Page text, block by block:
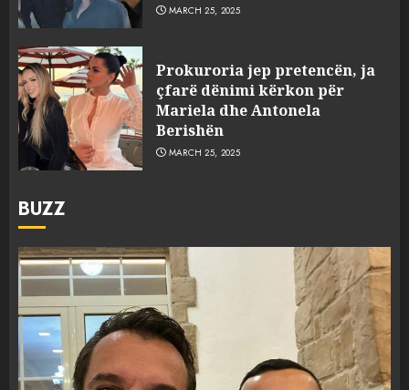
MARCH 25, 2025
Prokuroria jep pretencën, ja
çfarë dënimi kërkon për
Mariela dhe Antonela
Berishën
MARCH 25, 2025
BUZZ